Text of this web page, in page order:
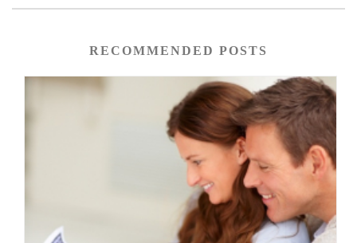
RECOMMENDED POSTS